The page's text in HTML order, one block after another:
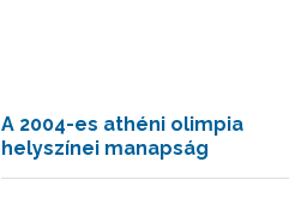
A 2004-es athéni olimpia
helyszínei manapság